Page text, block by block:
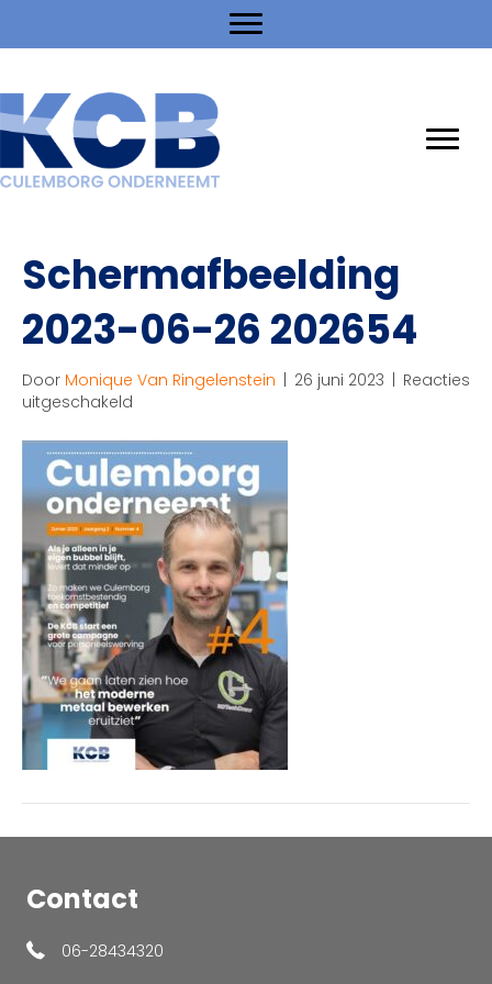
Schermafbeelding
2023-06-26 202654
Door Monique Van Ringelenstein | 26 juni 2023 | Reacties
uitgeschakeld
2023-
06-
26
202654
Contact
06-28434320